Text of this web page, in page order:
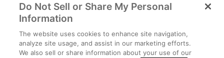
北上市大通り１丁目
このページの店舗から 5.6 km
ルート
を見る
藤根駅 JR北上線
北上市和賀町藤根
Do Not Sell or Share My Personal
Information
The website uses cookies to enhance site navigation,
analyze site usage, and assist in our marketing efforts.
We also sell or share information about your use of our